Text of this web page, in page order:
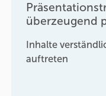
überzeugend
Inhalte
auftreten